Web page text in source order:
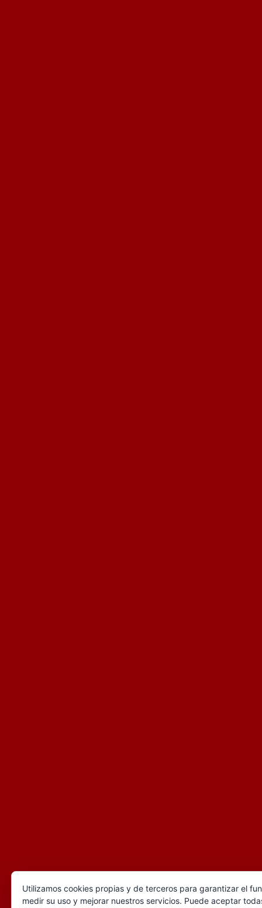
Utilizamos cookies propias y de terceros para garantizar el
medir su uso y mejorar nuestros servicios. Puede aceptar